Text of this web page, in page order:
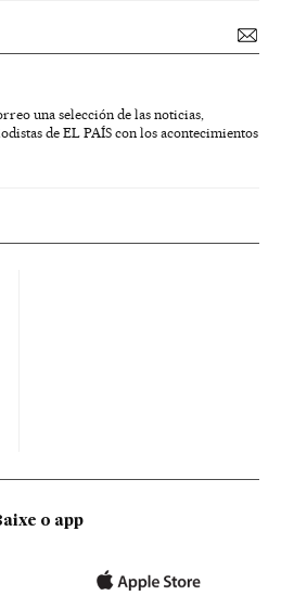
una selección de las noticias,
de EL PAÍS con los acontecimientos
o app